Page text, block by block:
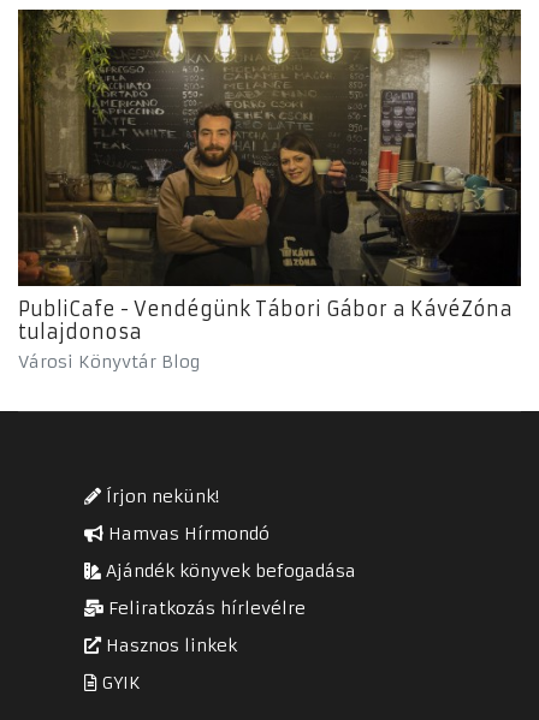
PubliCafe - Vendégünk Tábori Gábor a KávéZóna
tulajdonosa
Városi Könyvtár Blog
Írjon nekünk!
Hamvas Hírmondó
Ajándék könyvek befogadása
Feliratkozás hírlevélre
Hasznos linkek
GYIK